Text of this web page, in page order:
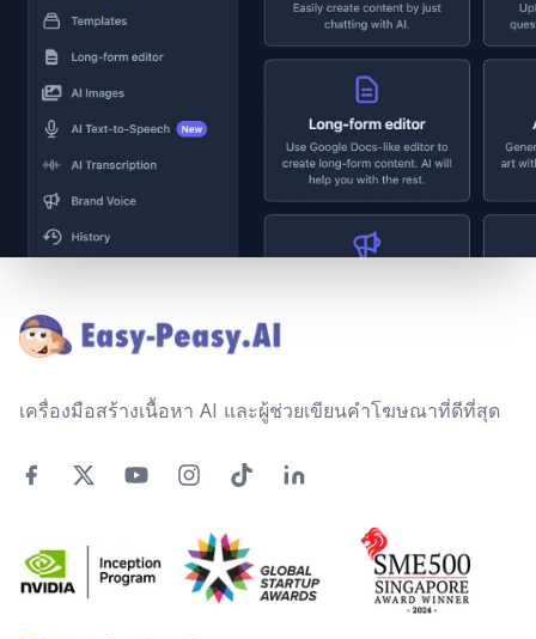
เครื่องมือสร้างเนื้อหา AI และผู้ช่วยเขียนคำโฆษณาที่ดีที่สุด